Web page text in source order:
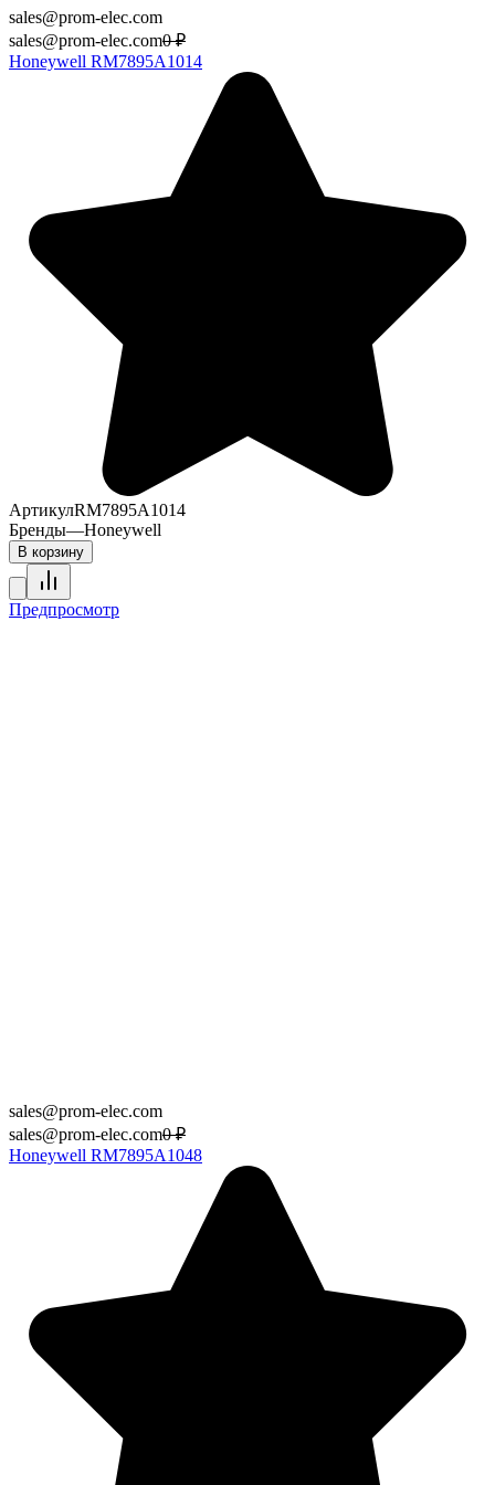
sales@prom-elec.com
sales@prom-elec.com0 ₽
Honeywell RM7895A1014
АртикулRM7895A1014
Бренды—Honeywell
В корзину
Предпросмотр
sales@prom-elec.com
sales@prom-elec.com0 ₽
Honeywell RM7895A1048